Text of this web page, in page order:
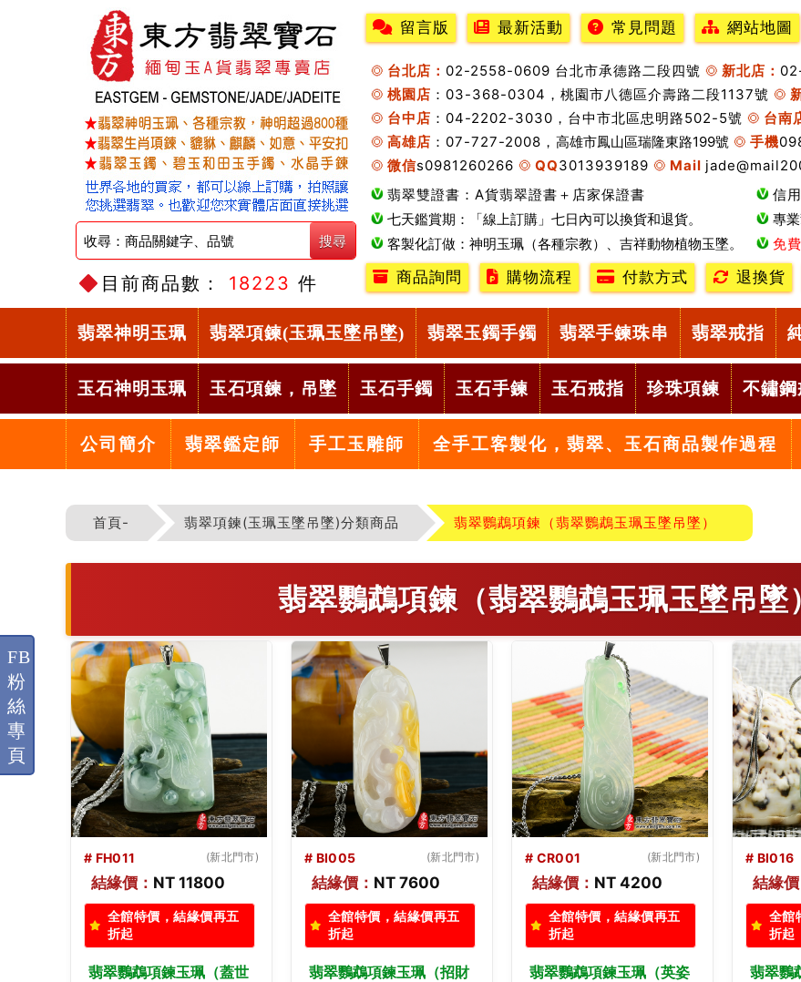
目前商品數： 18223 件
留言版 最新活動 常見問題 網站地圖
台北店： 02-2558-0609 台北市承德路二段四號 新北店：
桃園店 ：03-368-0304，桃園市八德區介壽路二段1137號
台中店 ：04-2202-3030，台中市北區忠明路502-5號 台南
高雄店 ：07-727-2008， 高雄市鳳山區瑞隆東路199號 手機
微信s0981260266 QQ3013939189 Mail
翡翠雙證書：A貨翡翠證書＋店家保證書
信
七天鑑賞期：「線上訂購」七日內可以換貨和退貨。
專
客製化訂做：神明玉珮（各種宗教）、吉祥動物植物玉墜。
免費
商品詢問
購物流程 付款方式 退換貨
翡翠神明玉珮 翡翠項鍊(玉珮玉墜吊墜) 翡翠玉鐲手鐲 翡翠手鍊珠串 翡翠戒指
玉石神明玉珮 玉石項鍊，吊墜 玉石手鐲 玉石手鍊 玉石戒指 珍珠項鍊 不鏽
公司簡介 翡翠鑑定師 手工玉雕師 全手工客製化，翡翠、玉石商品製作過程
首頁- 翡翠項鍊(玉珮玉墜吊墜)分類商品 翡翠鸚鵡項鍊（翡翠鸚鵡玉珮玉墜吊墜）
翡翠鸚鵡項鍊（翡翠鸚鵡玉珮玉墜吊墜
# BI005 (新北門市)
結緣價： NT 7600
全館特價，結緣價再五
折起
翡翠鸚鵡項鍊玉珮（招財
# CR001 (新北門市)
結緣價： NT 4200
全館特價，結緣價再五
折起
翡翠鸚鵡項鍊玉珮（英姿
# BI016 (新竹門市)
結緣價： NT 4800
全館特價，結緣價再五
折起
翡翠鸚鵡項鍊玉珮（英武
# BI015
結緣價
全館
折起
翡翠鸚
FB
粉
絲
專
頁